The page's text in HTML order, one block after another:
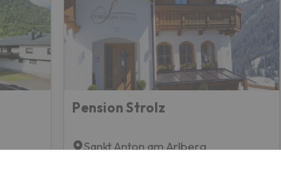
Pension Strolz
Sankt Anton am Arlberg